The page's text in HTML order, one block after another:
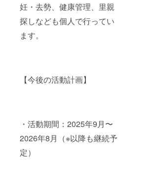
妊・去勢、健康管理、里親
探しなども個人で行ってい
ます。
【今後の活動計画】
・活動期間：2025年9月〜
2026年8月（※以降も継続予
定）